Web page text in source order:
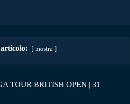
mostra
TOUR BRITISH OPEN | 31